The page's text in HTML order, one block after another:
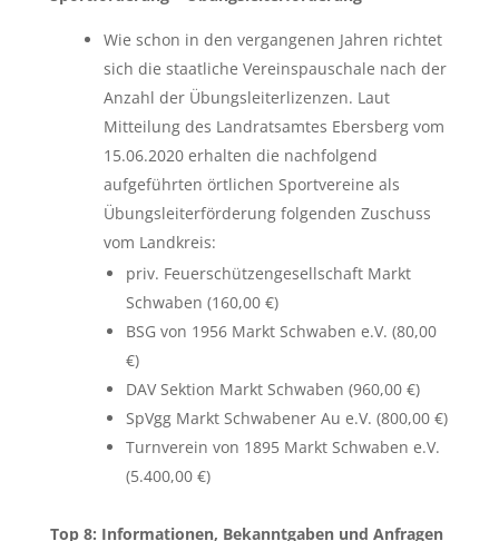
Wie schon in den vergangenen Jahren richtet
sich die staatliche Vereinspauschale nach der
Anzahl der Übungsleiterlizenzen. Laut
Mitteilung des Landratsamtes Ebersberg vom
15.06.2020 erhalten die nachfolgend
aufgeführten örtlichen Sportvereine als
Übungsleiterförderung folgenden Zuschuss
vom Landkreis:
priv. Feuerschützengesellschaft Markt
Schwaben (160,00 €)
BSG von 1956 Markt Schwaben e.V. (80,00
€)
DAV Sektion Markt Schwaben (960,00 €)
SpVgg Markt Schwabener Au e.V. (800,00 €)
Turnverein von 1895 Markt Schwaben e.V.
(5.400,00 €)
Top 8: Informationen, Bekanntgaben und Anfragen